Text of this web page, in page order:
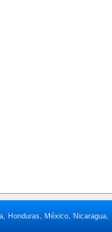
Honduras, México, Nicaragua,